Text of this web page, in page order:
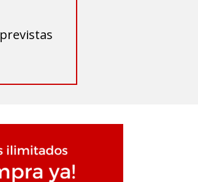
previstas